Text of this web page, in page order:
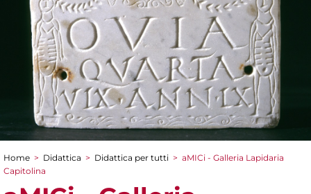
Tu sei qui
Home > Didattica > Didattica per tutti > aMICi - Galleria Lapidaria
Capitolina